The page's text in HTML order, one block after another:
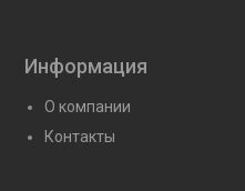
Информация
О компании
Контакты